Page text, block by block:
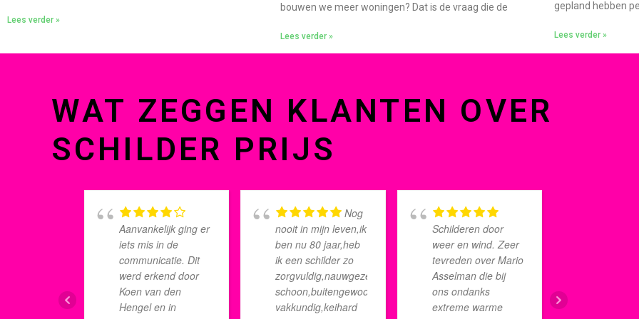
Lees verder »
bouwen we meer woningen? Dat is de vraag die de
Lees verder »
gepland hebben
Lees verder »
WAT ZEGGEN KLANTEN OVER
SCHILDER PRIJS
Aanvankelijk ging er
iets mis in de
communicatie. Dit
werd erkend door
Koen van den
Hengel en in
Nog
nooit in mijn leven,ik
ben nu 80 jaar,heb
ik een schilder zo
zorgvuldig,nauwgezet,netjes
schoon,buitengewoon
vakkundig,keihard
Schilderen door
weer en wind. Zeer
tevreden over Mario
Asselman die bij
ons ondanks
extreme warme
van